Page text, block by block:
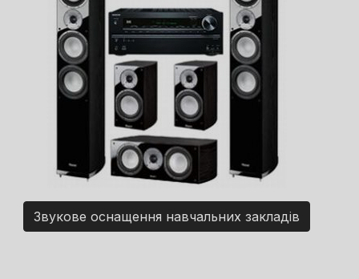
Звукове оснащення навчальних закладів